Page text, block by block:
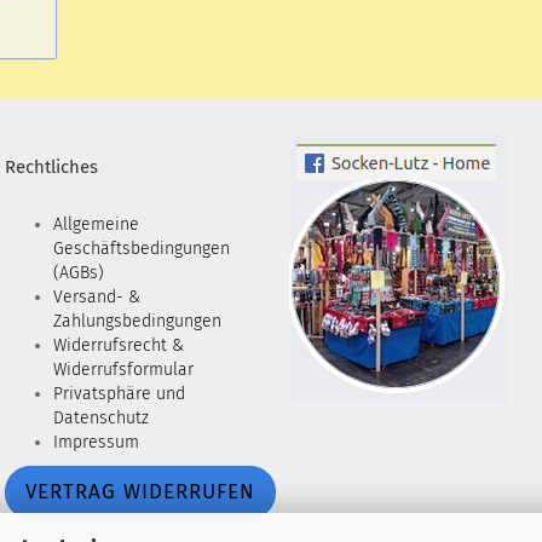
Rechtliches
Allgemeine
Geschäftsbedingungen
(AGBs)
Versand- &
Zahlungsbedingungen
Widerrufsrecht &
Widerrufsformular
Privatsphäre und
Datenschutz
Impressum
VERTRAG WIDERRUFEN